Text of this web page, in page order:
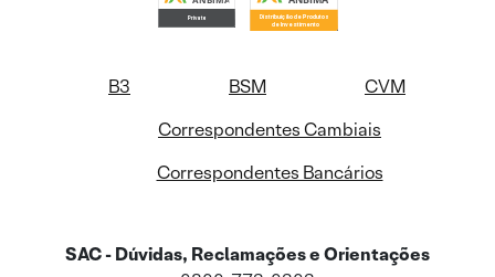
B3 BSM
CVM
Correspondentes Cambiais
Correspondentes Bancários
SAC - Dúvidas, Reclamações e Orientações